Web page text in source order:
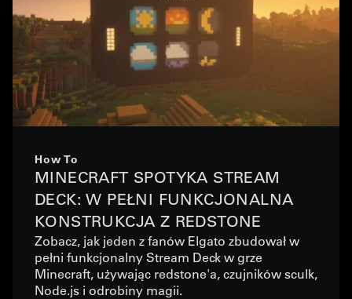
How To
MINECRAFT SPOTYKA STREAM
DECK: W PEŁNI FUNKCJONALNA
KONSTRUKCJA Z REDSTONE
Zobacz, jak jeden z fanów Elgato zbudował w
pełni funkcjonalny Stream Deck w grze
Minecraft, używając redstone'a, czujników sculk,
Node.js i odrobiny magii.